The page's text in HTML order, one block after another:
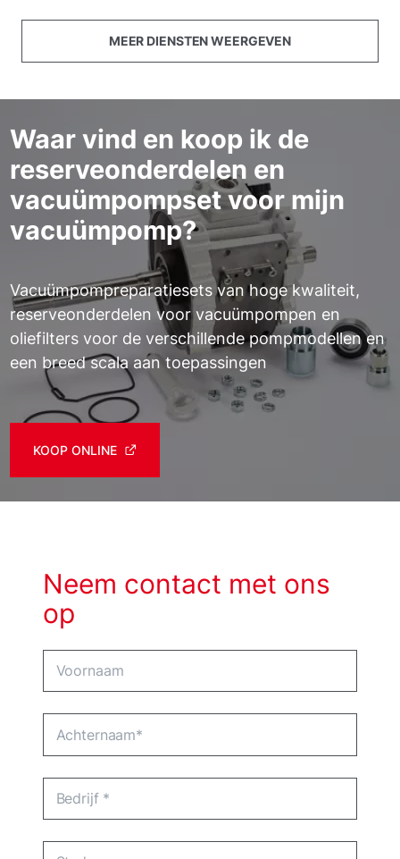
MEER DIENSTEN WEERGEVEN
Waar vind en koop ik de
reserveonderdelen en
vacuümpompset voor mijn
vacuümpomp?
Vacuümpompreparatiesets van hoge kwaliteit,
reserveonderdelen voor vacuümpompen en
oliefilters voor de verschillende pompmodellen en
een breed scala aan toepassingen
KOOP ONLINE
Neem contact met ons
op